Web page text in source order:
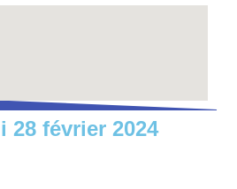
28 février 2024